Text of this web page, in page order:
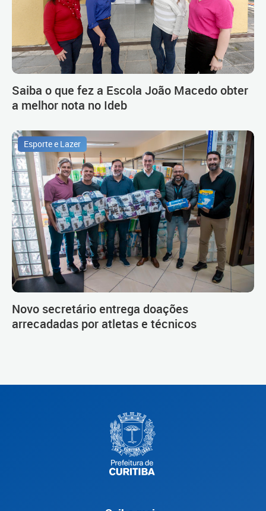
Saiba o que fez a Escola João Macedo obter
a melhor nota no Ideb
Esporte e Lazer
Novo secretário entrega doações
arrecadadas por atletas e técnicos